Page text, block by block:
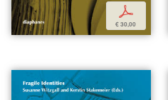
p
€ 30,00